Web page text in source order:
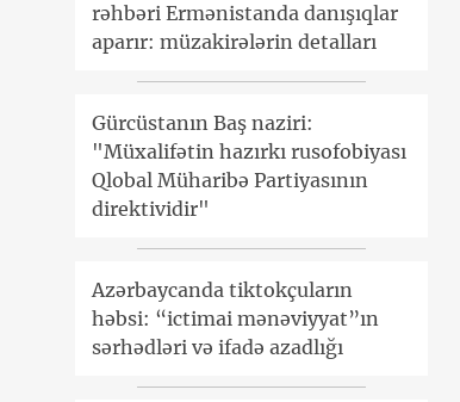
rəhbəri Ermənistanda danışıqlar
aparır: müzakirələrin detalları
Gürcüstanın Baş naziri:
"Müxalifətin hazırkı rusofobiyası
Qlobal Müharibə Partiyasının
direktividir"
Azərbaycanda tiktokçuların
həbsi: “ictimai mənəviyyat”ın
sərhədləri və ifadə azadlığı